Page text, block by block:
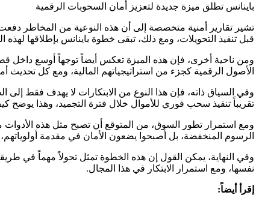
باينانس تطلق ميزة جديدة لتعزيز أمان السحوبات الرقمية
تشير تقارير أمنية متخصصة إلى أن هذه النوعية من المخاطر
قبل تنفيذ التحويلات، ومع ذلك، تبقى خطوة باينانس بإطلاقها
ومن ناحية أخرى، فإن هذه الميزة تعكس أيضاً توجهاً أوسع داخل
الأصول الرقمية كجزء من استراتيجياتهم المالية، ومع كل تحديث
وفي السياق ذاته، فإن هذا النوع من الابتكارات لا يهدف فقط
تقريباً تنفيذ سحب فوري للأموال خلال فترة التجميد، وهذا يوضح
ومع استمرار تطور السوق، من المتوقع أن تصبح مثل هذه
الرسوم المنخفضة، بل أصبحوا يضعون الأمان في مقدمة
وفي النهاية، يمكن القول إن هذه الخطوة تمثل تحولاً مهماً في
نفسها، ومع استمرار الابتكار في هذا المجال.
إقرأ أيضاً: